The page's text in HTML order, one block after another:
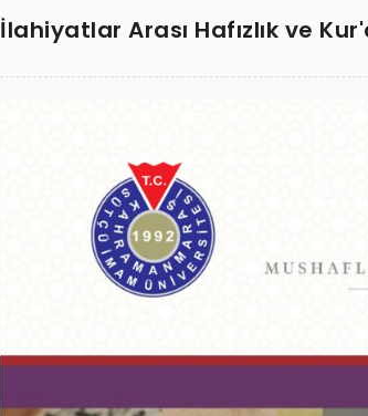
İlahiyatlar Arası Hafızlık ve